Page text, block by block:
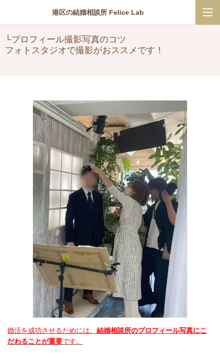
港区の結婚相談所 Felice Lab
└プロフィール撮影写真のコツ
フォトスタジオで撮影がおススメです！
婚活を成功させるためには、 結婚相談所のプロフィール写真にこ
だわることが重要です。